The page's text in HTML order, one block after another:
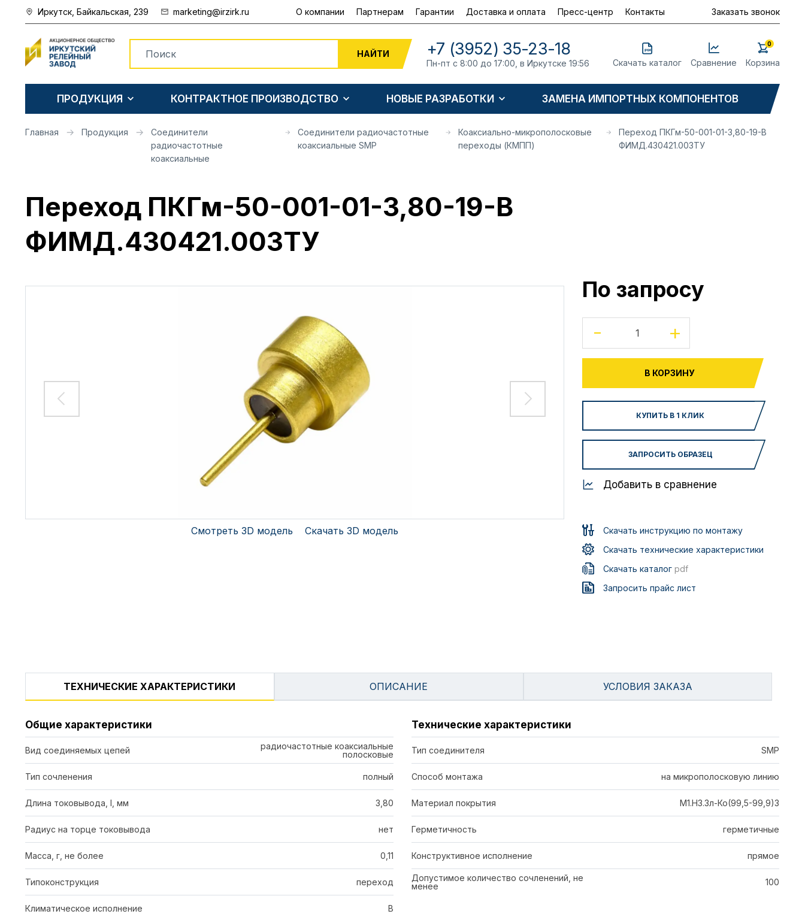
Иркутск, Байкальская, 239 marketing@irzirk.ru О компании Партнерам Гарантии Доставка и оплата Пресс-центр Контакты Заказать звонок
НАЙТИ +7 (3952) 35-23-18
Пн-пт с 8:00 до 17:00, в Иркутске 19:56 Скачать каталог Сравнение Корзина
0
ПРОДУКЦИЯ КОНТРАКТНОЕ ПРОИЗВОДСТВО НОВЫЕ РАЗРАБОТКИ ЗАМЕНА ИМПОРТНЫХ КОМПОНЕНТОВ
Главная Продукция
Соединители
радиочастотные
коаксиальные
Соединители радиочастотные
коаксиальные SMP
Коаксиально-микрополосковые
переходы (КМПП)
Переход ПКГм-50-001-01-3,80-19-В
ФИМД.430421.003ТУ
Переход ПКГм-50-001-01-3,80-19-В
ФИМД.430421.003ТУ
Смотреть 3D модель Скачать 3D модель
По запросу
-
+
В КОРЗИНУ
КУПИТЬ В 1 КЛИК
ЗАПРОСИТЬ ОБРАЗЕЦ
Добавить в сравнение
Скачать инструкцию по монтажу
Скачать технические характеристики
Скачать каталог pdf
Запросить прайс лист
ТЕХНИЧЕСКИЕ ХАРАКТЕРИСТИКИ ОПИСАНИЕ УСЛОВИЯ ЗАКАЗА
Общие характеристики
Вид соединяемых цепей
радиочастотные коаксиальные
полосковые
Тип сочленения полный
Длина токовывода, l, мм 3,80
Радиус на торце токовывода нет
Масса, г, не более 0,11
Типоконструкция переход
Климатическое исполнение В
Технические характеристики
Тип соединителя SMP
Способ монтажа на микрополосковую линию
Материал покрытия М1.Н3.Зл-Ко(99,5-99,9)3
Герметичность герметичные
Конструктивное исполнение прямое
Допустимое количество сочленений, не
менее
100